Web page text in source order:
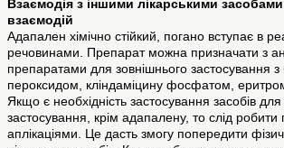
Взаємодія з іншими лікарськими
взаємодій
Адапален хімічно стійкий, погано вступає в
речовинами. Препарат можна призначати з
препаратами для зовнішнього застосування з
пероксидом, кліндаміцину фосфатом,
Якщо є необхідність застосування засобів
застосування, крім адапалену, то слід робити
аплікаціями. Це дасть змогу попередити